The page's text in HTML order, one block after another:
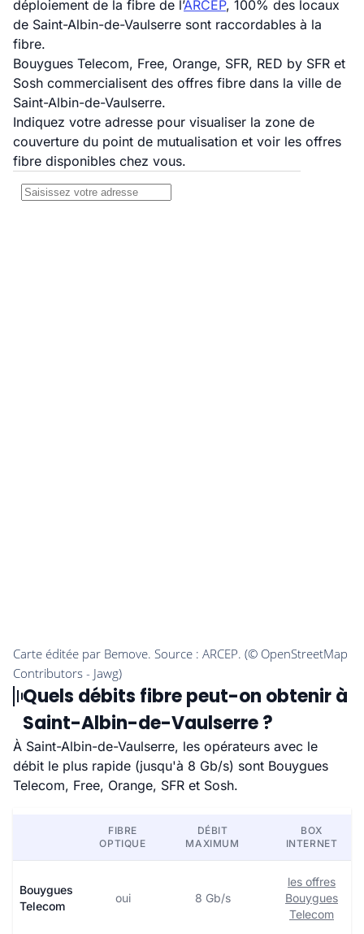
déploiement de la fibre de l’ARCEP, 100% des locaux
de Saint-Albin-de-Vaulserre sont raccordables à la
fibre.
Bouygues Telecom, Free, Orange, SFR, RED by SFR et
Sosh commercialisent des offres fibre dans la ville de
Saint-Albin-de-Vaulserre.
Indiquez votre adresse pour visualiser la zone de
couverture du point de mutualisation et voir les offres
fibre disponibles chez vous.
Quels débits fibre peut-on obtenir à
Saint-Albin-de-Vaulserre ?
À Saint-Albin-de-Vaulserre, les opérateurs avec le
débit le plus rapide (jusqu'à 8 Gb/s) sont Bouygues
Telecom, Free, Orange, SFR et Sosh.
FIBRE
OPTIQUE
DÉBIT
MAXIMUM
BOX
INTERNET
Bouygues
Telecom
oui 8 Gb/s
les offres
Bouygues
Telecom